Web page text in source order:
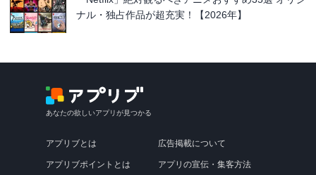
ナル・独占作品が超充実！【2026年】
あなたの欲しいアプリが見つかる
アプリブとは
アプリブポイントとは
広告掲載について
アプリの宣伝・集客方法